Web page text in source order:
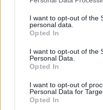
I want to opt-out of the
personal data.
Opted In
I want to opt-out of the
Personal Data.
Opted In
I want to opt-out of
Personal Data for
Opted In
Οι πιστωτές της
αποφασίσουν ότι είναι
Ελλάδα σε αυτό το
θέση τους.
Εάν η Ελλάδα
όλων των χρεών του